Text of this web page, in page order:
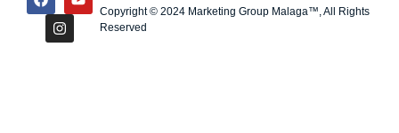
Copyright © 2024 Marketing Group Malaga™, All Rights
Reserved